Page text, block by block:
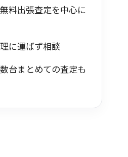
料出張査定を中心に
に運ばず相談
台まとめての査定も